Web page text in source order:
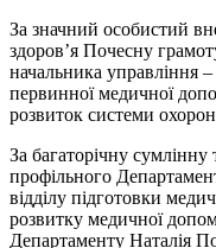
За значний особистий
здоров’я Почесну
начальника управління
первинної медичної
розвиток системи
За багаторічну
профільного
відділу підготовки
розвитку медичної
Департаменту Наталія